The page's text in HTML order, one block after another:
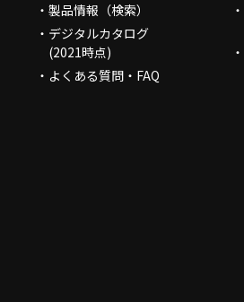
製品情報（検索）
デジタルカタログ
(2021時点)
よくある質問・FAQ